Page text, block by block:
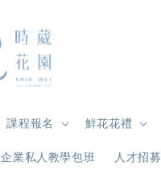
課程報名 鮮花花禮
企業私人教學包班 人才招募